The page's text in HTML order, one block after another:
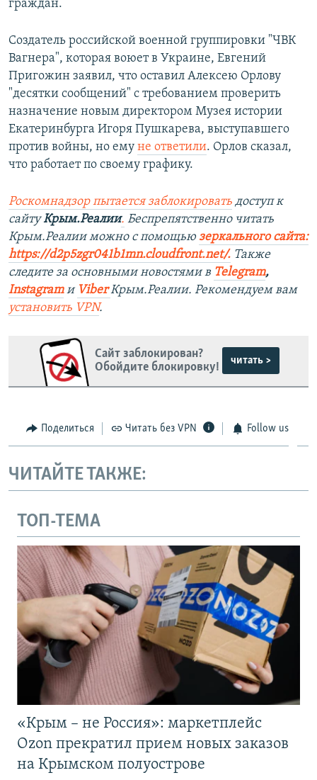
граждан.
Создатель российской военной группировки "ЧВК
Вагнера", которая воюет в Украине, Евгений
Пригожин заявил, что оставил Алексею Орлову
"десятки сообщений" с требованием проверить
назначение новым директором Музея истории
Екатеринбурга Игоря Пушкарева, выступавшего
против войны, но ему не ответили. Орлов сказал,
что работает по своему графику.
Роскомнадзор пытается заблокировать доступ к
сайтуКрым.Реалии. Беспрепятственно читать
Крым.Реалии можно с помощью зеркального сайта:
https://d2p5zgr041b1mn.cloudfront.net/. Также
следите за основными новостями в Telegram,
Instagram и ViberКрым.Реалии. Рекомендуем вам
установить VPN.
Сайт заблокирован?
Обойдите блокировку!
читать >
Поделиться Читать без VPN Follow us
ЧИТАЙТЕ ТАКЖЕ:
ТОП-ТЕМА
«Крым – не Россия»: маркетплейс
Ozon прекратил прием новых заказов
на Крымском полуострове